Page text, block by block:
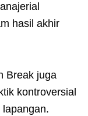
hasil akhir
Break juga
kontroversial